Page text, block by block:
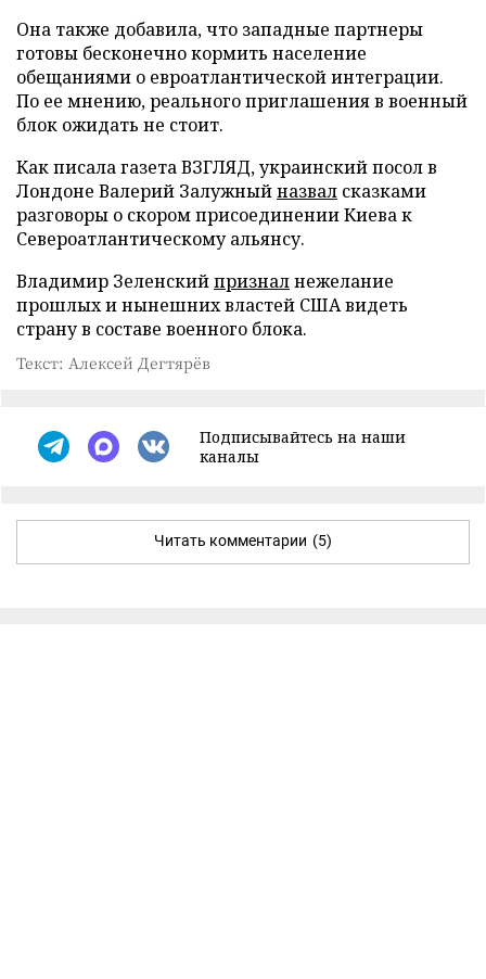
Она также добавила, что западные партнеры
готовы бесконечно кормить население
обещаниями о евроатлантической интеграции.
По ее мнению, реального приглашения в военный
блок ожидать не стоит.
Как писала газета ВЗГЛЯД, украинский посол в
Лондоне Валерий Залужныйназвал сказками
разговоры о скором присоединении Киева к
Североатлантическому альянсу.
Владимир Зеленскийпризналнежелание
прошлых и нынешних властей США видеть
страну в составе военного блока.
Текст: Алексей Дегтярёв
Подписывайтесь на наши
каналы
Читать комментарии (5)